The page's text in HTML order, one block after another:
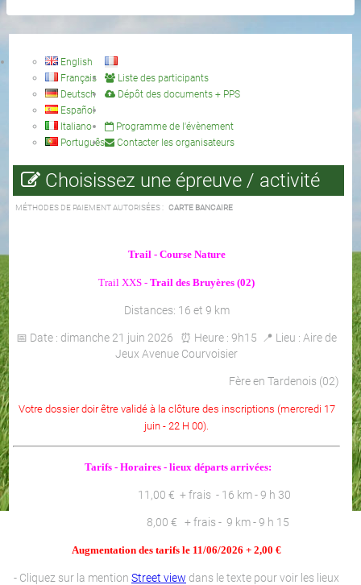
English
Français
Deutsch
Español
Italiano
Português
Liste des participants
Dépôt des documents + PPS
Programme de l'évènement
Contacter les organisateurs
Choisissez une épreuve / activité
MÉTHODES DE PAIEMENT AUTORISÉES : CARTE BANCAIRE
Trail - CourseNature
Trail XXS - Trail des Bruyères (02)
Distances: 16 et 9 km
📅 Date : dimanche 21 juin 2026 ⏰ Heure : 9h15 📍 Lieu : Aire de
Jeux Avenue Courvoisier
Fère en Tardenois (02)
Votre dossier doir être validé à la clôture des inscriptions (mercredi 17
juin - 22 H 00).
Tarifs - Horaires - lieux départs arrivées:
11,00 € + frais - 16 km - 9 h 30
8,00 € + frais - 9 km - 9 h 15
Augmentation des tarifs le 11/06/2026 + 2,00 €
- Cliquez sur la mention Street view dans le texte pour voir les lieux